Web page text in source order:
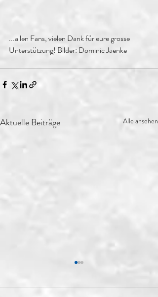
...allen Fans, vielen Dank für eure grosse
Unterstützung! Bilder: Dominic Jaenke
Aktuelle Beiträge Alle ansehen